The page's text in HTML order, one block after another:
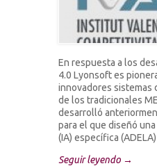
En respuesta a los
4.0 Lyonsoft es
innovadores sistemas
de los tradicionales
desarrolló
para el que diseñó
(IA) específica
Seguir leyendo →